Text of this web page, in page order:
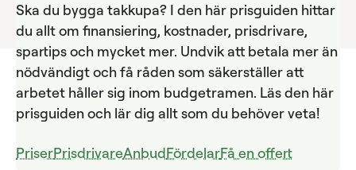
Ska du bygga takkupa? I den här prisguiden hittar
du allt om finansiering, kostnader, prisdrivare,
spartips och mycket mer. Undvik att betala mer än
nödvändigt och få råden som säkerställer att
arbetet håller sig inom budgetramen. Läs den här
prisguiden och lär dig allt som du behöver veta!
PriserPrisdrivareAnbudFördelarFå en offert